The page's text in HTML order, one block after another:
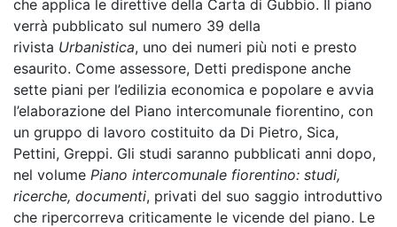
che applica le direttive della Carta di Gubbio. Il piano
verrà pubblicato sul numero 39 della
rivista Urbanistica, uno dei numeri più noti e presto
esaurito. Come assessore, Detti predispone anche
sette piani per l’edilizia economica e popolare e avvia
l’elaborazione del Piano intercomunale fiorentino, con
un gruppo di lavoro costituito da Di Pietro, Sica,
Pettini, Greppi. Gli studi saranno pubblicati anni dopo,
nel volume Piano intercomunale fiorentino: studi,
ricerche, documenti, privati del suo saggio introduttivo
che ripercorreva criticamente le vicende del piano. Le